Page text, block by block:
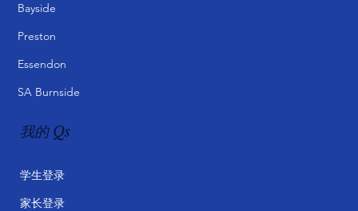
Bayside
Preston
Essendon
SA Burnside
我的 Qs
学生登录
家长登录